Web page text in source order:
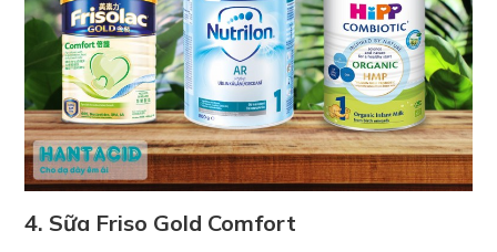
4. Sữa Friso Gold Comfort